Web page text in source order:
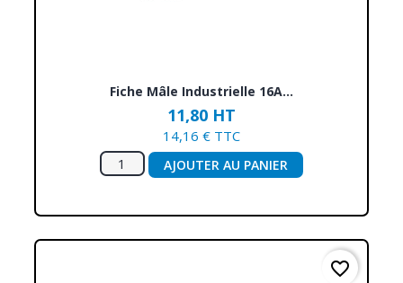
Fiche Mâle Industrielle 16A...
11,80 HT
14,16 € TTC
AJOUTER AU PANIER
favorite_border